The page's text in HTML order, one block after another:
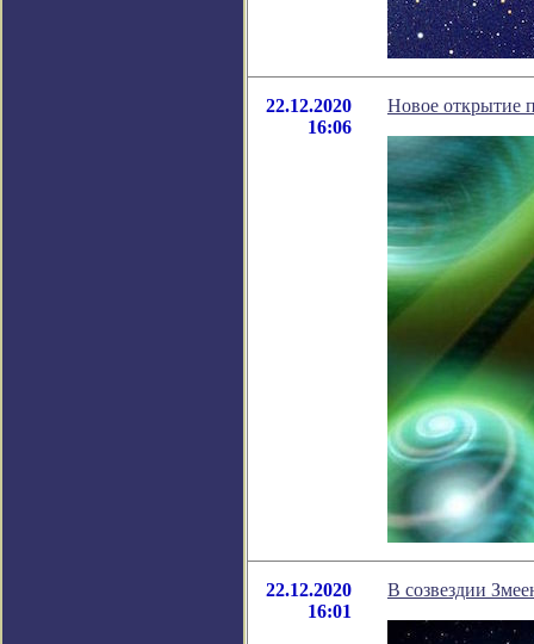
22.12.2020
16:06
Новое открытие
22.12.2020
16:01
В созвездии